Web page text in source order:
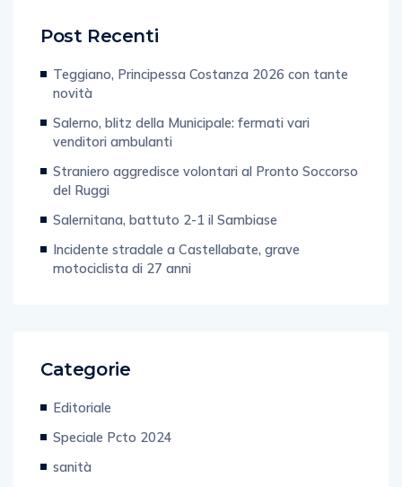
Post Recenti
Teggiano, Principessa Costanza 2026 con tante
novità
Salerno, blitz della Municipale: fermati vari
venditori ambulanti
Straniero aggredisce volontari al Pronto Soccorso
del Ruggi
Salernitana, battuto 2-1 il Sambiase
Incidente stradale a Castellabate, grave
motociclista di 27 anni
Categorie
Editoriale
Speciale Pcto 2024
sanità